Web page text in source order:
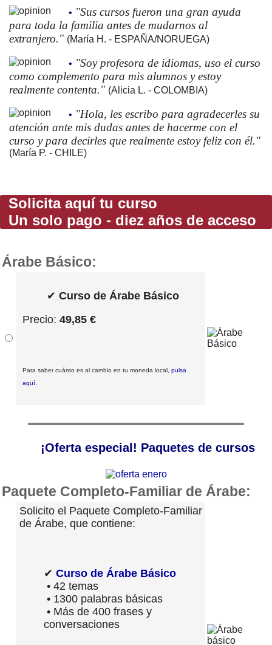
• "Sus cursos fueron una gran ayuda
para toda la familia antes de mudarnos al
extranjero." (María H. - ESPAÑA/NORUEGA)
• "Soy profesora de idiomas, uso el curso
como complemento para mis alumnos y estoy
realmente contenta." (Alicia L. - COLOMBIA)
• "Hola, les escribo para agradecerles su
atención ante mis dudas antes de hacerme con el
curso y para decirles que realmente estoy feliz con él."
(María P. - CHILE)
Solicita aquí tu curso
Un solo pago - diez años de acceso
Árabe Básico:
✔ Curso de Árabe Básico
Precio: 49,85 €
Para saber cuánto es al cambio en tu moneda local, pulsa
aquí
¡Oferta especial! Paquetes de cursos
Paquete Completo-Familiar de Árabe:
Solicito el Paquete Completo-Familiar
de Árabe, que contiene:
✔ Curso de Árabe Básico
• 42 temas
• 1300 palabras básicas
• Más de 400 frases y
conversaciones